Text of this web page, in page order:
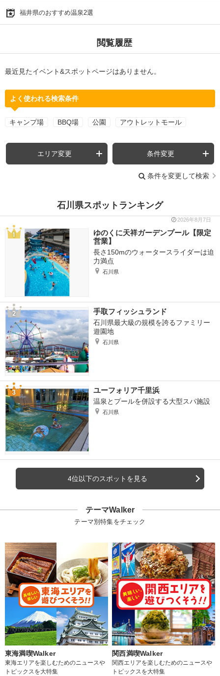
福井県のおすすめ温泉2選
閲覧履歴
最近見たイベント&スポットページはありません。
よく使われる検索条件
キャンプ場 BBQ場 公園 アウトレットモール
エリア変更 条件変更
条件を変更して検索
石川県スポットランキング
2026年8月7日
ゆのくに天祥ガーデンプール【限定
営業】
長さ150mのウォータースライダーは迫
力満点
石川県
手取フィッシュランド
石川県最大級の規模を誇るファミリー
遊園地
石川県
ユーフォリア千里浜
温泉とプールを併設する大型スパ施設
石川県
4位以下のスポットを見る
テーマWalker
テーマ別特集をチェック
東海満喫Walker
東海エリアを楽しむためのニュースや
トピックスを大特集
関西満喫Walker
関西エリアを楽しむためのニュースや
トピックスを大特集